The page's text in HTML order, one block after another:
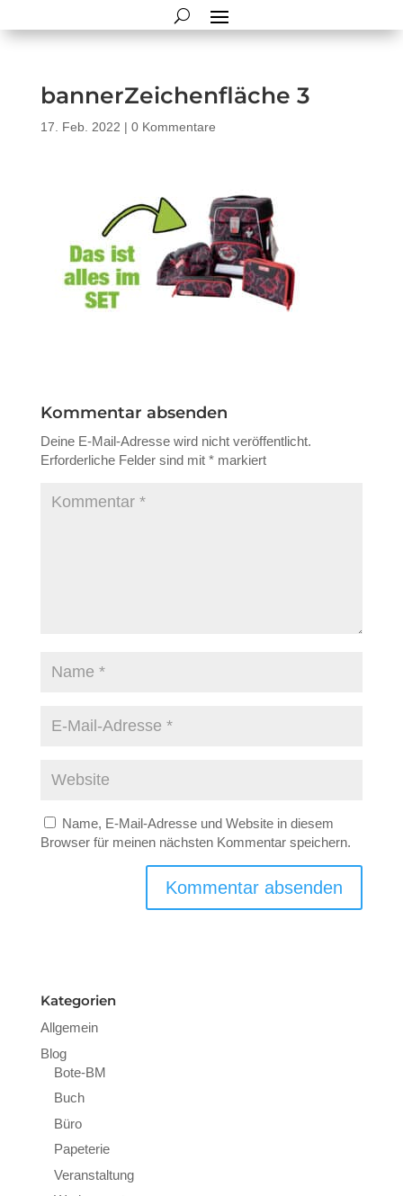
bannerZeichenfläche 3
17. Feb. 2022 | 0 Kommentare
Kommentar absenden
Deine E-Mail-Adresse wird nicht veröffentlicht.
Erforderliche Felder sind mit *markiert
Name, E-Mail-Adresse und Website in diesem
Browser für meinen nächsten Kommentar speichern.
Kategorien
Allgemein
Blog
Bote-BM
Buch
Büro
Papeterie
Veranstaltung